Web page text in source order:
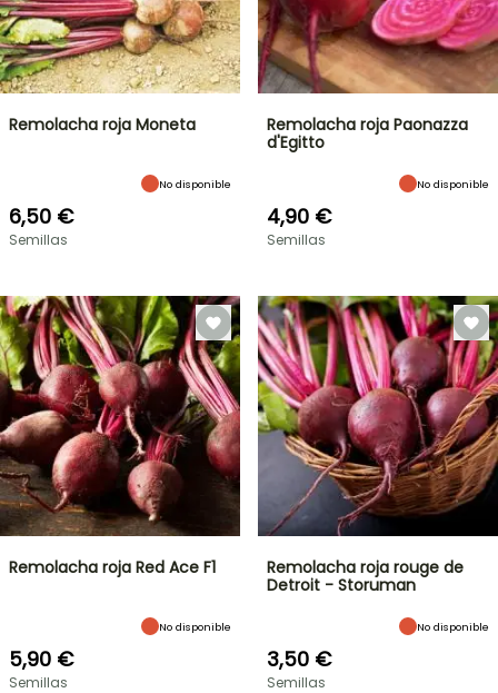
Remolacha roja Moneta
No disponible
6,50 €
Semillas
Remolacha roja Paonazza
d'Egitto
No disponible
4,90 €
Semillas
Remolacha roja Red Ace F1
No disponible
5,90 €
Semillas
Remolacha roja rouge de
Detroit - Storuman
No disponible
3,50 €
Semillas